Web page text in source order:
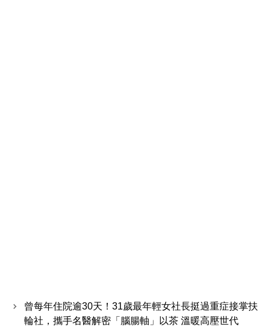
曾每年住院逾30天！31歲最年輕女社長挺過重症接掌扶
輪社，攜手名醫解密「腦腸軸」以茶 溫暖高壓世代